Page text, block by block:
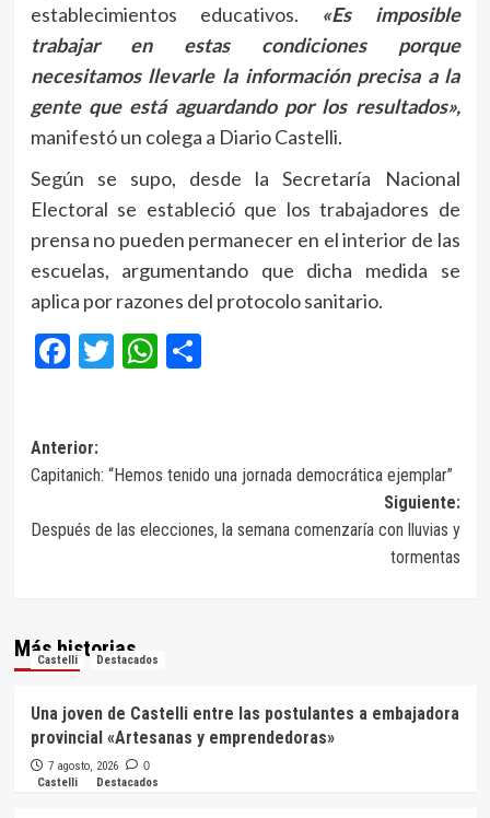
establecimientos educativos. «Es imposible
trabajar en estas condiciones porque
necesitamos llevarle la información precisa a la
gente que está aguardando por los resultados»,
manifestó un colega a Diario Castelli.
Según se supo, desde la Secretaría Nacional
Electoral se estableció que los trabajadores de
prensa no pueden permanecer en el interior de las
escuelas, argumentando que dicha medida se
aplica por razones del protocolo sanitario.
Facebook
Twitter
WhatsApp
Compartir
Navegación
de
entradas
Anterior:
Capitanich: “Hemos tenido una jornada democrática ejemplar”
Siguiente:
Después de las elecciones, la semana comenzaría con lluvias y
tormentas
Más historias
Castelli Destacados
Una joven de Castelli entre las postulantes a embajadora
provincial «Artesanas y emprendedoras»
7 agosto, 2026 0
Castelli Destacados